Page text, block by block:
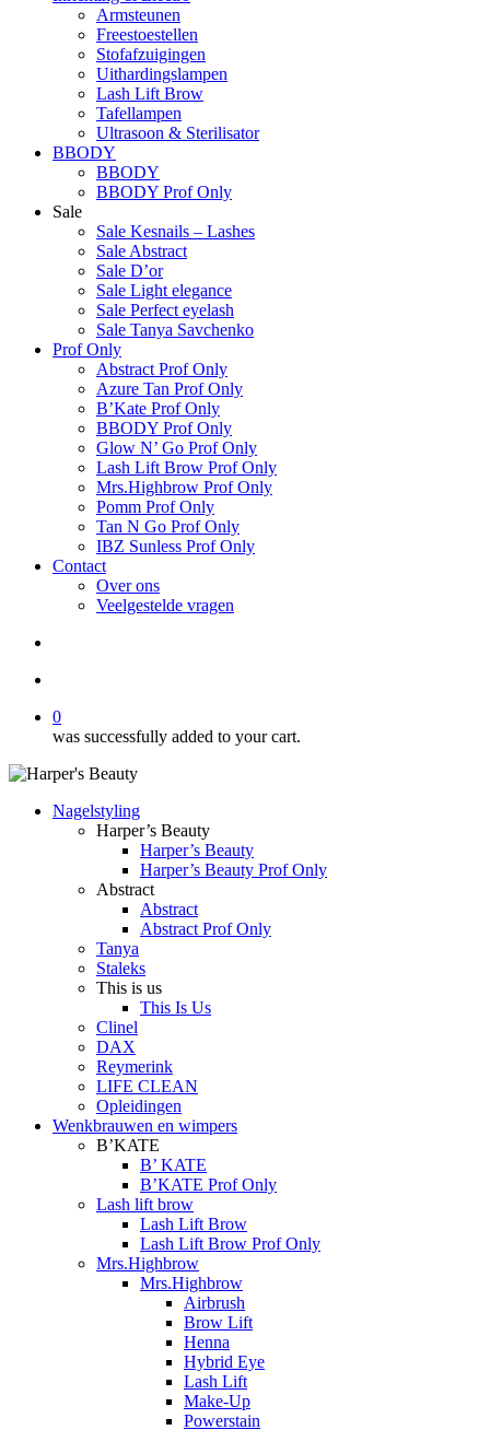
Armsteunen
Freestoestellen
Stofafzuigingen
Uithardingslampen
Lash Lift Brow
Tafellampen
Ultrasoon & Sterilisator
BBODY
BBODY
BBODY Prof Only
Sale
Sale Kesnails – Lashes
Sale Abstract
Sale D’or
Sale Light elegance
Sale Perfect eyelash
Sale Tanya Savchenko
Prof Only
Abstract Prof Only
Azure Tan Prof Only
B’Kate Prof Only
BBODY Prof Only
Glow N’ Go Prof Only
Lash Lift Brow Prof Only
Mrs.Highbrow Prof Only
Pomm Prof Only
Tan N Go Prof Only
IBZ Sunless Prof Only
Contact
Over ons
Veelgestelde vragen
0
was successfully added to your cart.
Nagelstyling
Harper’s Beauty
Harper’s Beauty
Harper’s Beauty Prof Only
Abstract
Abstract
Abstract Prof Only
Tanya
Staleks
This is us
This Is Us
Clinel
DAX
Reymerink
LIFE CLEAN
Opleidingen
Wenkbrauwen en wimpers
B’KATE
B’ KATE
B’KATE Prof Only
Lash lift brow
Lash Lift Brow
Lash Lift Brow Prof Only
Mrs.Highbrow
Mrs.Highbrow
Airbrush
Brow Lift
Henna
Hybrid Eye
Lash Lift
Make-Up
Powerstain